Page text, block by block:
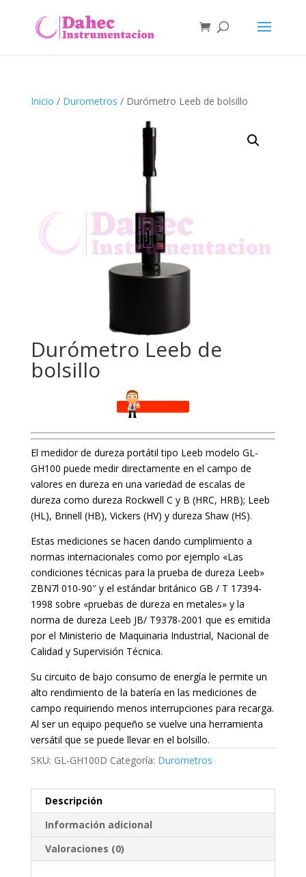
Inicio / Durometros / Durómetro Leeb de bolsillo
Durómetro Leeb de
bolsillo
El medidor de dureza portátil tipo Leeb modelo GL-
GH100 puede medir directamente en el campo de
valores en dureza en una variedad de escalas de
dureza como dureza Rockwell C y B (HRC, HRB); Leeb
(HL), Brinell (HB), Vickers (HV) y dureza Shaw (HS).
Estas mediciones se hacen dando cumplimiento a
normas internacionales como por ejemplo «Las
condiciones técnicas para la prueba de dureza Leeb»
ZBN7l 010-90″ y el estándar británico GB / T 17394-
1998 sobre «pruebas de dureza en metales» y la
norma de dureza Leeb JB/ T9378-2001 que es emitida
por el Ministerio de Maquinaria Industrial, Nacional de
Calidad y Supervisión Técnica.
Su circuito de bajo consumo de energía le permite un
alto rendimiento de la batería en las mediciones de
campo requiriendo menos interrupciones para recarga.
Al ser un equipo pequeño se vuelve una herramienta
versátil que se puede llevar en el bolsillo.
SKU: GL-GH100D Categoría: Durometros
Descripción
Información adicional
Valoraciones (0)